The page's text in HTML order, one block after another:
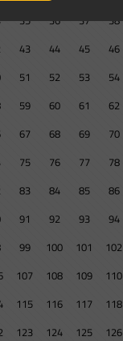
35 36 37 38
43 44 45 46
51 52 53 54
59 60 61 62
67 68 69 70
75 76 77 78
83 84 85 86
91 92 93 94
99 100 101 102
107 108 109 110
115 116 117 118
123 124 125 126